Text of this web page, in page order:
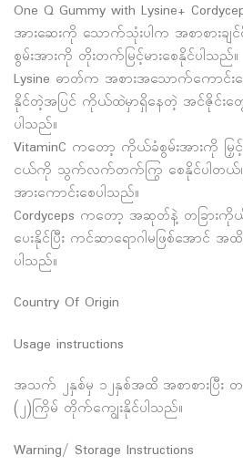
One Q Gummy with Lysine+
အားဆေးကို သောက်သုံးပါက အစာစားချ
စွမ်းအားကို တိုးတက်မြင့်မားစေနိုင်ပါသည်။
Lysine ဓာတ်က အစားအသောက်ကောင်
နိုင်တဲ့အပြင် ကိုယ်ထဲမှာရှိနေတဲ့ အင်ဇိုင်
ပါသည်။
VitaminC ကတော့ ကိုယ်ခံစွမ်းအားကို မြှ
ငယ်ကို သွက်လက်တက်ကြွ စေနိုင်ပါတယ်
အားကောင်းစေပါသည်။
Cordyceps ကတော့ အဆုတ်နဲ့ တခြားကိုယ်
ပေးနိုင်ပြီး ကင်ဆာရောဂါမဖြစ်အော
ပါသည်။
Country Of Origin
Usage instructions
အသက် ၂နှစ်မှ ၁၂နှစ်အထိ အစာစားပြီး
(၂)ကြိမ် တိုက်ကျွေးနိုင်ပါသည်။
Warning/ Storage Instructions